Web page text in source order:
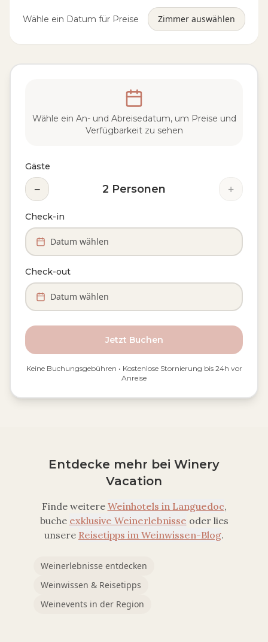
Wähle ein Datum für Preise Zimmer auswählen
Wähle ein An- und Abreisedatum, um Preise und
Verfügbarkeit zu sehen
Gäste
− 2 Personen +
Check-in
Datum wählen
Check-out
Datum wählen
Jetzt Buchen
Keine Buchungsgebühren • Kostenlose Stornierung bis 24h vor
Anreise
Entdecke mehr bei Winery
Vacation
Finde weitere Weinhotels in Languedoc,
buche exklusive Weinerlebnisse oder lies
unsere Reisetipps im Weinwissen-Blog.
Weinerlebnisse entdecken
Weinwissen & Reisetipps
Weinevents in der Region